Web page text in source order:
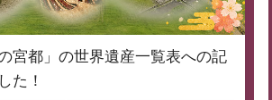
宮都」の世界遺産一覧表への記
た！